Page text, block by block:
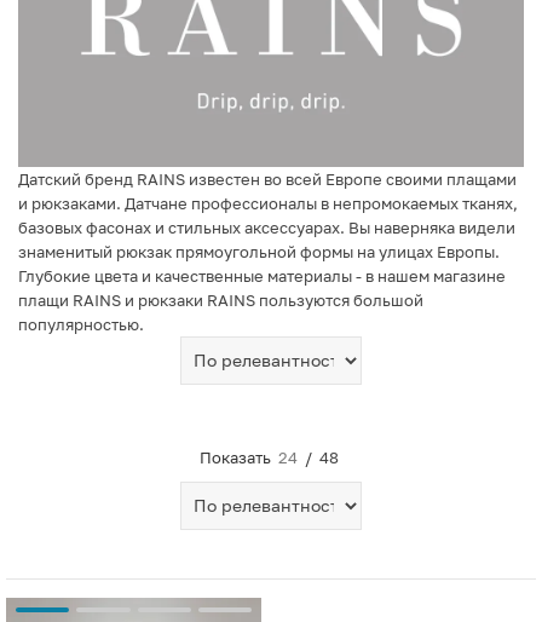
Датский бренд RAINS известен во всей Европе своими плащами
и рюкзаками. Датчане профессионалы в непромокаемых тканях,
базовых фасонах и стильных аксессуарах. Вы наверняка видели
знаменитый рюкзак прямоугольной формы на улицах Европы.
Глубокие цвета и качественные материалы - в нашем магазине
плащи RAINS и рюкзаки RAINS пользуются большой
популярностью.
Показать 24 / 48